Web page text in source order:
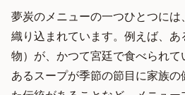
夢炭のメニューの一つひとつに
織り込まれています。例えば、あ
物）が、かつて宮廷で食べられて
あるスープが季節の節目に家族